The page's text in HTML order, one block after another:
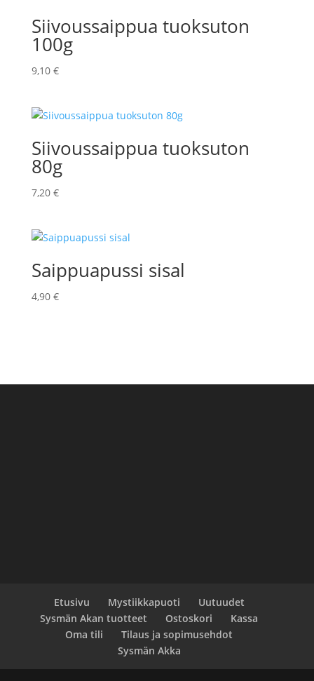
Siivoussaippua tuoksuton
100g
9,10 €
Siivoussaippua tuoksuton
80g
7,20 €
Saippuapussi sisal
4,90 €
Etusivu Mystiikkapuoti
Uutuudet
Sysmän Akan tuotteet
Ostoskori
Kassa
Oma tili
Tilaus ja sopimusehdot
Sysmän Akka